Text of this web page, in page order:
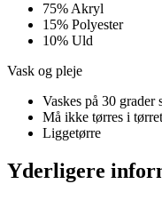
75% Akryl
15% Polyester
10% Uld
Vask og pleje
Vaskes på 30 grader
Må ikke tørres i
Liggetørre
Yderligere